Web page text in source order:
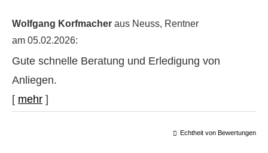
Wolfgang Korfmacher aus Neuss, Rentner
am 05.02.2026:
Gute schnelle Beratung und Erledigung von
Anliegen.
[ mehr ]
Echtheit von Bewertungen